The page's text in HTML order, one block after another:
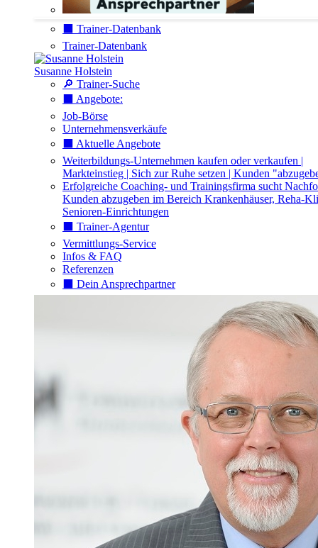
⬛️ Trainer-Datenbank
Trainer-Datenbank
Susanne Holstein
🔎 Trainer-Suche
⬛️ Angebote:
Job-Börse
Unternehmensverkäufe
⬛️ Aktuelle Angebote
Weiterbildungs-Unternehmen kaufen oder verkaufen |
Markteinstieg | Sich zur Ruhe setzen | Kunden
Erfolgreiche Coaching- und Trainingsfirma sucht
Kunden abzugeben im Bereich Krankenhäuser, Reha-
Senioren-Einrichtungen
⬛️ Trainer-Agentur
Vermittlungs-Service
Infos & FAQ
Referenzen
⬛️ Dein Ansprechpartner